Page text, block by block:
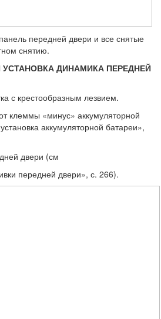
перед­ней двери и все снятые
снятию.
УСТАНОВКА ДИНАМИКА ПЕРЕДНЕЙ
с кресто­образным лезвием.
клеммы «ми­нус» аккумуляторной
аккумуляторной батареи»,
двери (см
передней две­ри», с. 266).